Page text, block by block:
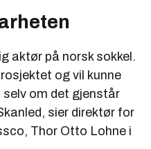
aktør på norsk sokkel.
og vil kunne
om det gjenstår
sier direktør for
Thor Otto Lohne i